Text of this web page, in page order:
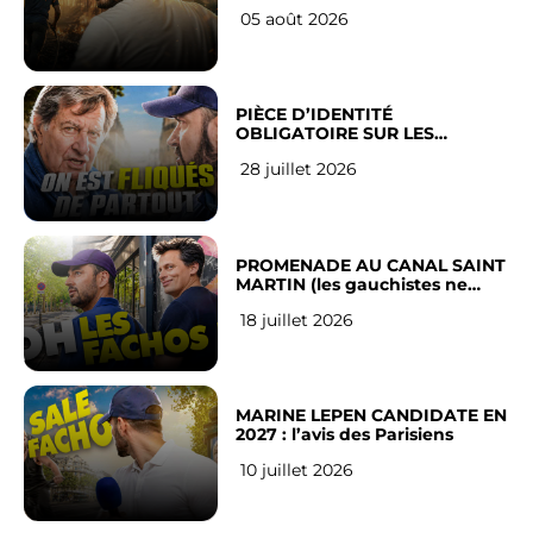
05 août 2026
PIÈCE D’IDENTITÉ
OBLIGATOIRE SUR LES
Français
28 juillet 2026
PROMENADE AU CANAL SAINT
MARTIN (les gauchistes ne
18 juillet 2026
MARINE LEPEN CANDIDATE EN
2027 : l’avis des Parisiens
10 juillet 2026